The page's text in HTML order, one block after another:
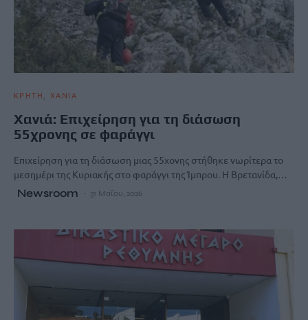
ΚΡΗΤΗ ΧΑΝΙΑ
Χανιά: Επιχείρηση για τη διάσωση
55χρονης σε φαράγγι
Επιχείρηση για τη διάσωση μιας 55χονης στήθηκε νωρίτερα το
μεσημέρι της Κυριακής στο φαράγγι της Ίμπρου. Η Βρετανίδα,…
Newsroom 31 Μαΐου, 2026